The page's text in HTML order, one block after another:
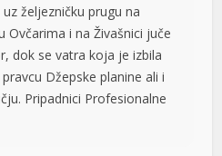
željezničku prugu na
Ovčarima i na Živašnici juče
dok se vatra koja je izbila
Džepske planine ali i
Pripadnici Profesionalne